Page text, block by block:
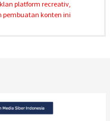
platform recreativ,
pembuatan konten ini